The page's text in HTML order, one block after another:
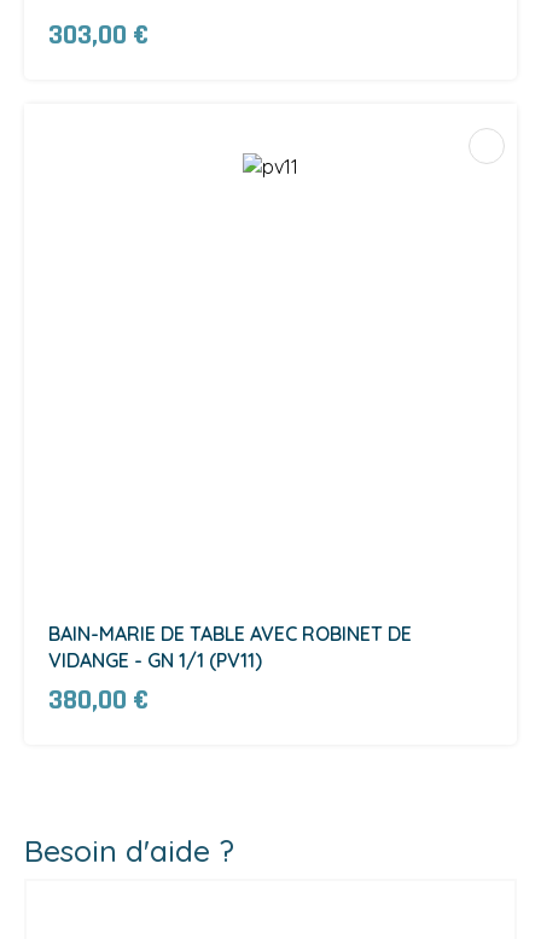
303,00 €
BAIN-MARIE DE TABLE AVEC ROBINET DE
VIDANGE - GN 1/1 (PV11)
380,00 €
Besoin d'aide ?